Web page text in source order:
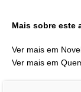
Mais sobre este
Ver mais em
Ver mais em